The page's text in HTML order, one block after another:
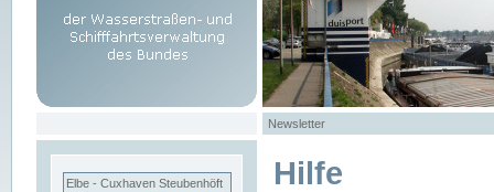
Newsletter
Elbe - Cuxhaven Steubenhöft Hilfe